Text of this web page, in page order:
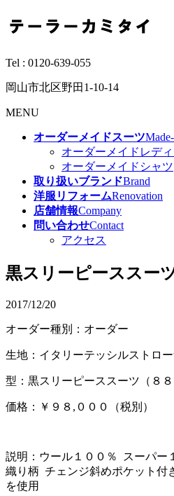
Tel : 0120-639-055
岡山市北区野田1-10-14
MENU
オーダーメイドスーツ
オーダーメイドレデ
オーダーメイドシャツ
取り扱いブランドBrand
洋服リフォームRenovation
店舗情報Company
問い合わせContact
アクセス
黒スリーピーススー
2017/12/20
オーダー種別：オーダー
生地：イタリーテッシルストロ
型：黒スリーピーススーツ（８８
価格：￥９８,０００（税別）
説明：ウール１００％ スーパー
織り柄 チェンジ斜めポケット付
を使用